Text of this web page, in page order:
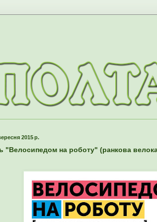
2015 р.
"Велосипедом на роботу" (ранкова